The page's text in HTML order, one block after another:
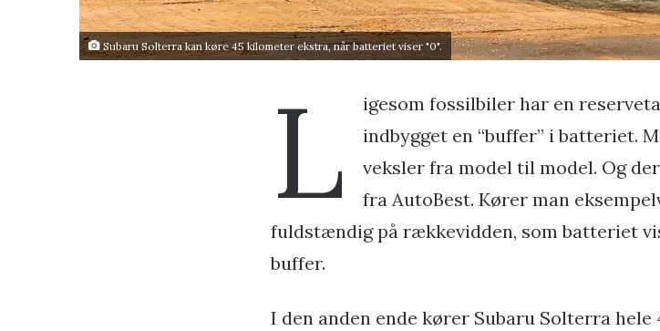
Subaru Solterra kan køre 45 kilometer ekstra, når batteriet viser "0".
L
igesom fossilbiler har en
indbygget en “buffer” i batteriet.
veksler fra model til model. Og
fra AutoBest. Kører man
fuldstændig på rækkevidden, som batteriet
buffer.
I den anden ende kører Subaru Solterra